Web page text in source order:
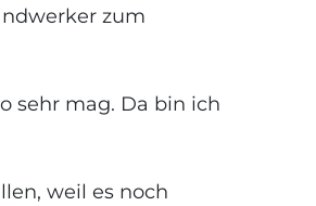
zum
sehr mag. Da bin ich
weil es noch